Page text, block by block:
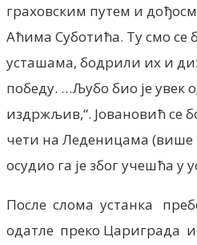
граховским путем и
Аћима Суботића. Ту смо се
усташама, бодрили их и
победу. …Љубо био је увек
издржљив,“. Јовановић се
чети на Леденицама (више
осудио га је због учешћа у
После слома устанка
одатле преко Цариграда